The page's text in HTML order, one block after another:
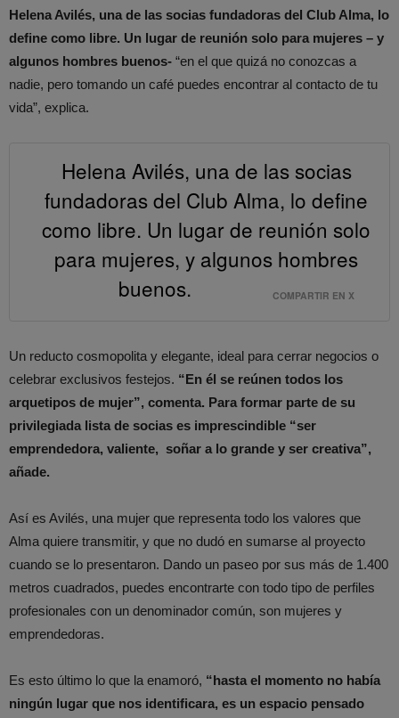
Helena Avilés, una de las socias fundadoras del Club Alma, lo
define como libre. Un lugar de reunión solo para mujeres – y
algunos hombres buenos- “en el que quizá no conozcas a
nadie, pero tomando un café puedes encontrar al contacto de tu
vida”, explica.
Helena Avilés, una de las socias
fundadoras del Club Alma, lo define
como libre. Un lugar de reunión solo
para mujeres, y algunos hombres
buenos.
COMPARTIR EN X
Un reducto cosmopolita y elegante, ideal para cerrar negocios o
celebrar exclusivos festejos. “En él se reúnen todos los
arquetipos de mujer”, comenta. Para formar parte de su
privilegiada lista de socias es imprescindible “ser
emprendedora, valiente, soñar a lo grande y ser creativa”,
añade.
Así es Avilés, una mujer que representa todo los valores que
Alma quiere transmitir, y que no dudó en sumarse al proyecto
cuando se lo presentaron. Dando un paseo por sus más de 1.400
metros cuadrados, puedes encontrarte con todo tipo de perfiles
profesionales con un denominador común, son mujeres y
emprendedoras.
Es esto último lo que la enamoró, “hasta el momento no había
ningún lugar que nos identificara, es un espacio pensado